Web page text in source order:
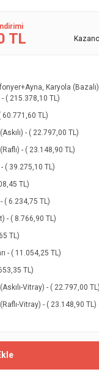
TL
Karyola
( 215.378,10 TL)
60.771,60 TL)
- ( 22.797,00 TL)
- ( 23.148,90 TL)
( 39.275,10 TL)
TL)
( 6.234,75 TL)
- ( 8.766,90 TL)
TL)
- ( 11.054,25 TL)
TL)
Vitray) - ( 22.797,00 TL)
(Raflı-Vitray) - ( 23.148,90 TL)